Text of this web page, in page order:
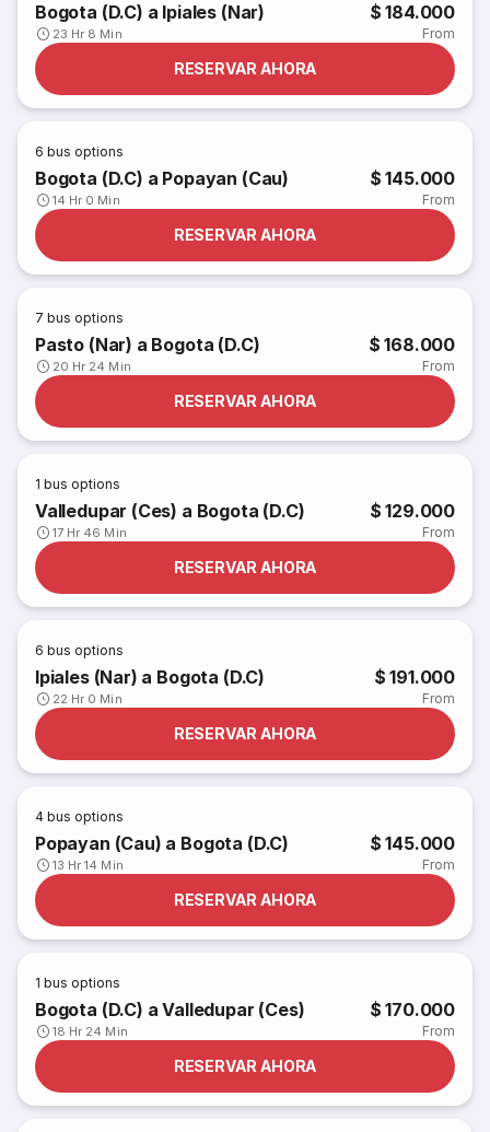
Bogota (D.C) a Ipiales (Nar)
23 Hr 8 Min
$ 184.000
From
RESERVAR AHORA
6 bus options
Bogota (D.C) a Popayan (Cau)
14 Hr 0 Min
$ 145.000
From
RESERVAR AHORA
7 bus options
Pasto (Nar) a Bogota (D.C)
20 Hr 24 Min
$ 168.000
From
RESERVAR AHORA
1 bus options
Valledupar (Ces) a Bogota (D.C)
17 Hr 46 Min
$ 129.000
From
RESERVAR AHORA
6 bus options
Ipiales (Nar) a Bogota (D.C)
22 Hr 0 Min
$ 191.000
From
RESERVAR AHORA
4 bus options
Popayan (Cau) a Bogota (D.C)
13 Hr 14 Min
$ 145.000
From
RESERVAR AHORA
1 bus options
Bogota (D.C) a Valledupar (Ces)
18 Hr 24 Min
$ 170.000
From
RESERVAR AHORA